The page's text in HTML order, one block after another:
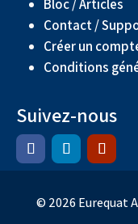
Bloc / Articles
Contact /
Créer un
Conditions
Suivez-nous
© 2026 Eurequat